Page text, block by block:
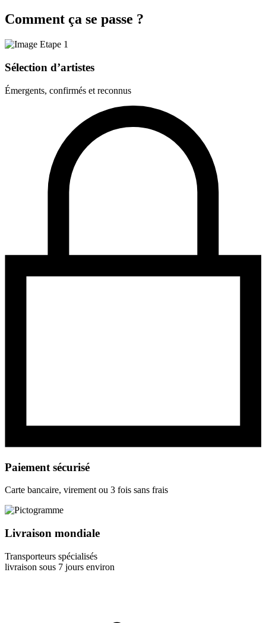
Comment ça se passe ?
Sélection d’artistes
Émergents, confirmés et reconnus
Paiement sécurisé
Carte bancaire, virement ou 3 fois sans frais
Livraison mondiale
Transporteurs spécialisés
livraison sous 7 jours environ